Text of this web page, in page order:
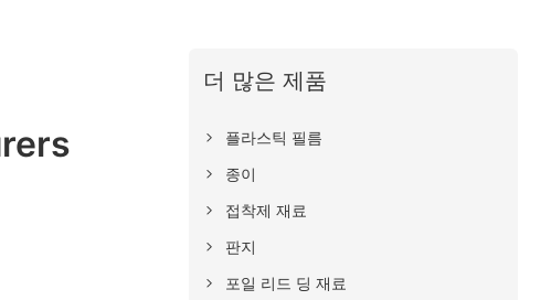
더 많은 제품
플라스틱 필름
종이
접착제 재료
판지
포일 리드 딩 재료